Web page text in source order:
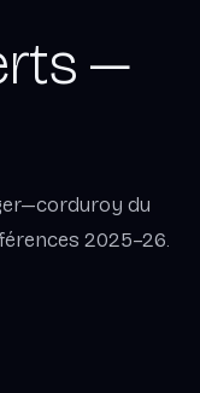
—
du
2025–26.